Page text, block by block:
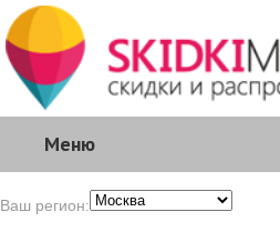
Меню
Ваш регион: